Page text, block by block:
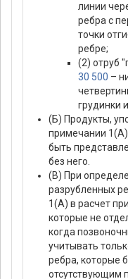
линии
ребра с
точки
ребре;
(2) отруб
30 500 –
грудинки
(Б) Продукты,
примечании 1(А)
быть
без него.
(В) При
разрубленных
1(А) в расчет
которые не
когда
учитывать
ребра, которые
отсутствующим